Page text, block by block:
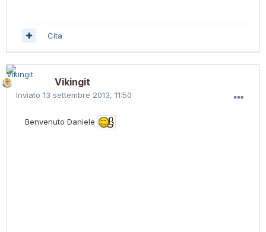
Cita
Vikingit
Inviato 13 settembre 2013, 11:50
Benvenuto Daniele